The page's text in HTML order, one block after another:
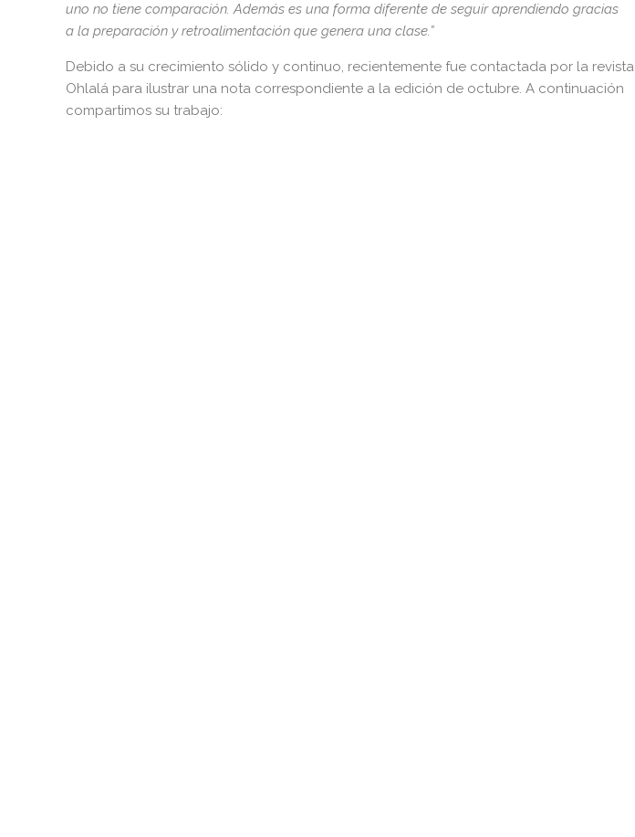
uno no tiene comparación. Además es una forma diferente de seguir aprendiendo gracias
a la preparación y retroalimentación que genera una clase.”
Debido a su crecimiento sólido y continuo, recientemente fue contactada por la revista
Ohlalá para ilustrar una nota correspondiente a la edición de octubre. A continuación
compartimos su trabajo: